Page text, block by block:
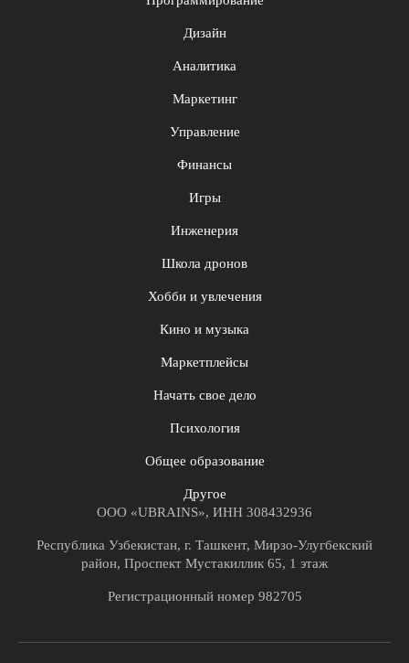
Дизайн
Аналитика
Маркетинг
Управление
Финансы
Игры
Инженерия
Школа дронов
Хобби и увлечения
Кино и музыка
Маркетплейсы
Начать свое дело
Психология
Общее образование
Другое
ООО «UBRAINS», ИНН 308432936
Республика Узбекистан, г. Ташкент, Мирзо-Улугбекский
район, Проспект Мустакиллик 65, 1 этаж
Регистрационный номер 982705